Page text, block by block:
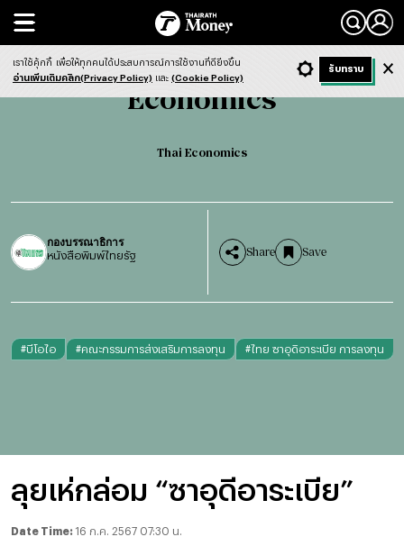
Search
Economics Thai Economics
Economics
Thai Economics
กองบรรณาธิการ
หนังสือพิมพ์ไทยรัฐ Share Save
#บีโอไอ #คณะกรรมการส่งเสริมการลงทุน #ไทย ซาอุดิอาระเบีย การลงทุน
ลุยเห่กล่อม “ซาอุดีอาระเบีย”
Date Time: 16 ก.ค. 2567 07:30 น.
- ก + ก Dark ฟังข่าว
เราใช้คุ้กกี้ เพื่อให้ทุกคนได้ประสบการณ์การใช้งานที่ดียิ่งขึ้น
อ่านเพิ่มเติมคลิก(Privacy Policy) และ (Cookie Policy)
รับทราบ